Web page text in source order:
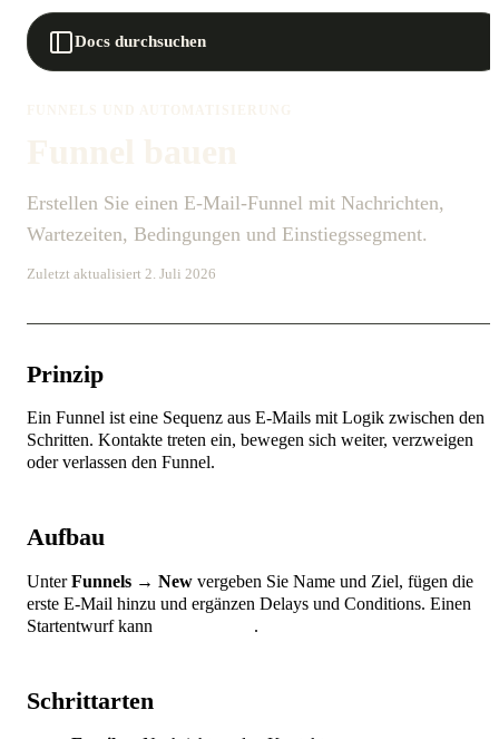
Docs durchsuchen
Erstellen Sie einen E-Mail-Funnel mit Nachrichten,
Wartezeiten, Bedingungen und Einstiegssegment.
Zuletzt aktualisiert 2. Juli 2026
Prinzip
Ein Funnel ist eine Sequenz aus E-Mails mit Logik zwischen den
Schritten. Kontakte treten ein, bewegen sich weiter, verzweigen
oder verlassen den Funnel.
Aufbau
UnterFunnels → New vergeben Sie Name und Ziel, fügen die
erste E-Mail hinzu und ergänzen Delays und Conditions. Einen
Startentwurf kann
.
Schrittarten